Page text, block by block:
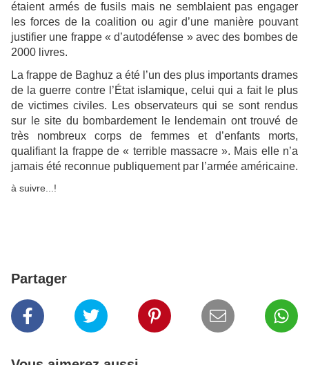
étaient armés de fusils mais ne semblaient pas engager
les forces de la coalition ou agir d’une manière pouvant
justifier une frappe « d’autodéfense » avec des bombes de
2000 livres.
La frappe de Baghuz a été l’un des plus importants drames
de la guerre contre l’État islamique, celui qui a fait le plus
de victimes civiles. Les observateurs qui se sont rendus
sur le site du bombardement le lendemain ont trouvé de
très nombreux corps de femmes et d’enfants morts,
qualifiant la frappe de « terrible massacre ». Mais elle n’a
jamais été reconnue publiquement par l’armée américaine.
à suivre...!
Partager